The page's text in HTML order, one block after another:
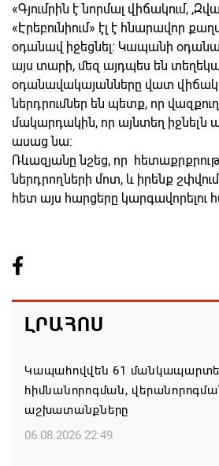
«Գյումրին է նորմալ վիճակում,
«Էրեբունիում» էլ է հնարավոր
օդանավ իջեցնել: Կապանի
այս տարի, մեզ այդպես են
օդանավակայանները վատ
ներդրումներ են պետք, որ
մակարդակին, որ այնտեղ իջնելն
ասաց նա:
Ռևազյանը նշեց, որ
ներդրողների մոտ, և իրենք
հետ այս հարցերը կարգավորելու
ԼՐԱՀՈՍ
Կապահովվեն 61
հիմնանորոգման,
աշխատանքները
06.08.2026 22:49